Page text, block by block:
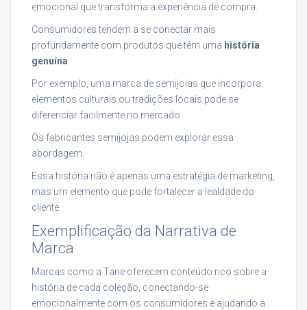
emocional que transforma a experiência de compra.
Consumidores tendem a se conectar mais
profundamente com produtos que têm uma história
genuína
Por exemplo, uma marca de semijoias que incorpora
elementos culturais ou tradições locais pode se
diferenciar facilmente no mercado.
Os fabricantes semijojas podem explorar essa
abordagem.
Essa história não é apenas uma estratégia de marketing,
mas um elemento que pode fortalecer a lealdade do
cliente.
Exemplificação da Narrativa de
Marca
Marcas como a Tane oferecem conteúdo rico sobre a
história de cada coleção, conectando-se
emocionalmente com os consumidores e ajudando a